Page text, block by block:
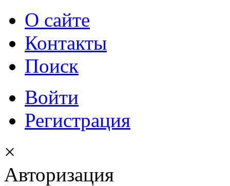
О сайте
Контакты
Поиск
Войти
Регистрация
×
Авторизация